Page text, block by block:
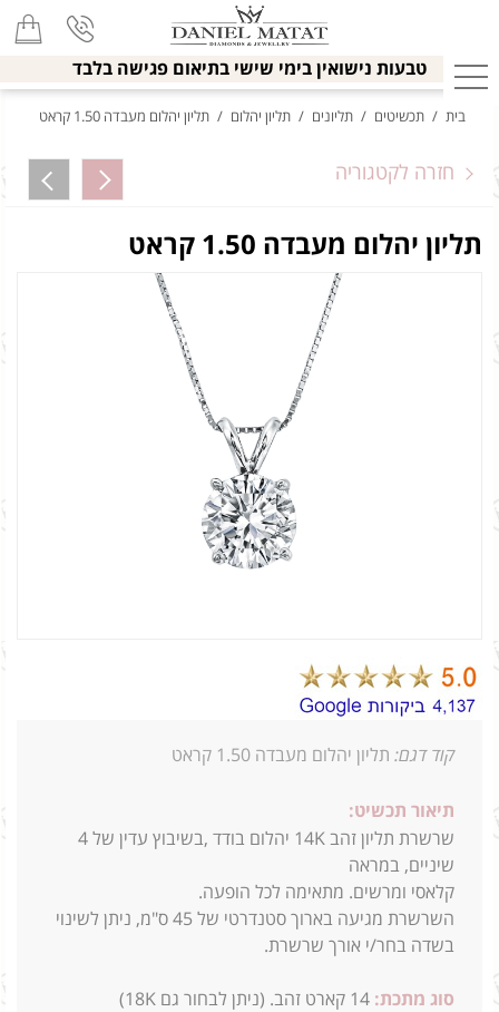
טבעות נישואין בימי שישי בתיאום פגישה בלבד
בית / תכשיטים / תליונים / תליון יהלום / תליון יהלום מעבדה 1.50 קראט
חזרה לקטגוריה
תליון יהלום מעבדה 1.50 קראט
קוד דגם: תליון יהלום מעבדה 1.50 קראט
תיאור תכשיט:
שרשרת תליון זהב 14K יהלום בודד ,בשיבוץ עדין של 4
שיניים, במראה
קלאסי ומרשים. מתאימה לכל הופעה.
השרשרת מגיעה בארוך סטנדרטי של 45 ס"מ, ניתן לשינוי
בשדה בחר/י אורך שרשרת.
סוג מתכת: 14 קארט זהב. (ניתן לבחור גם 18K)